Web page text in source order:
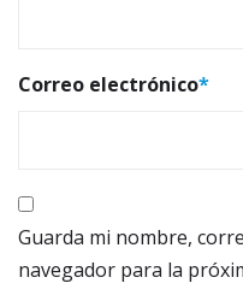
Correo electrónico*
Guarda mi nombre,
navegador para la